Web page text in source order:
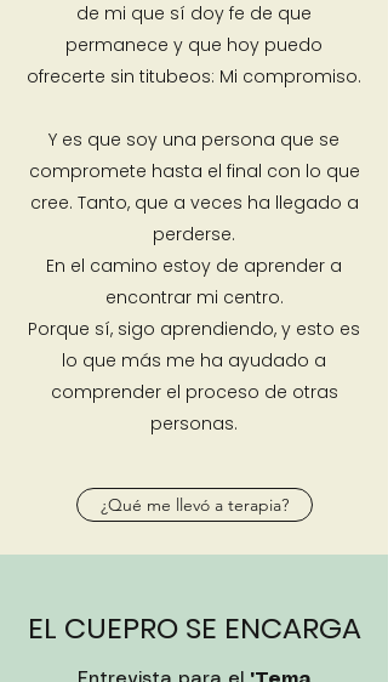
de mi que sí doy fe de que
permanece y que hoy puedo
ofrecerte sin titubeos: Mi compromiso.
Y es que soy una persona que se
compromete hasta el final con lo que
cree. Tanto, que a veces ha llegado a
perderse.
En el camino estoy de aprender a
encontrar mi centro.
Porque sí, sigo aprendiendo, y esto es
lo que más me ha ayudado a
comprender el proceso de otras
personas.
¿Qué me llevó a terapia?
EL CUEPRO SE ENCARGA